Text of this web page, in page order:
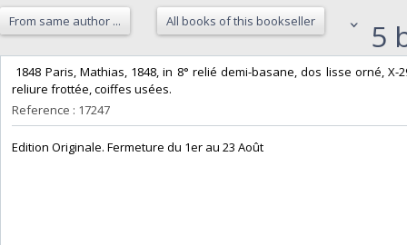
From same author ... All books of this bookseller 5
1848 Paris, Mathias, 1848, in 8° relié demi-basane, dos lisse orné,
reliure frottée, coiffes usées. ‎
Reference : 17247
‎Edition Originale. Fermeture du 1er au 23 Août‎